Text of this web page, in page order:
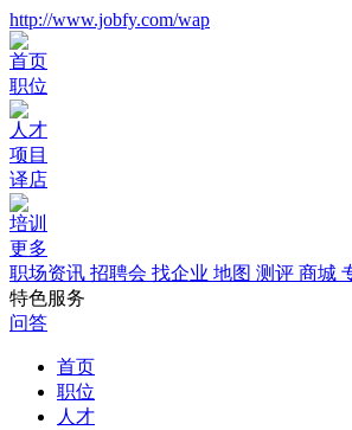
http://www.jobfy.com/wap
首页
职位
人才
项目
译店
培训
更多
职场资讯 招聘会 找企业 地图 测评 商城
特色服务
问答
首页
职位
人才